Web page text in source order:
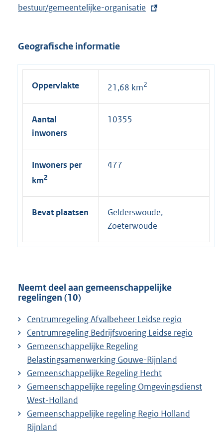
x
r
bestuur/gemeentelijke-organisatie
Geografische informatie
Oppervlakte 21,68 km2
Aantal
inwoners
10355
Inwoners per
km2
477
Bevat plaatsen
Gelderswoude,
Zoeterwoude
Neemt deel aan gemeenschappelijke
regelingen (10)
Centrumregeling Afvalbeheer Leidse regio
Centrumregeling Bedrijfsvoering Leidse regio
Gemeenschappelijke Regeling
Belastingsamenwerking Gouwe-Rijnland
Gemeenschappelijke Regeling Hecht
Gemeenschappelijke regeling Omgevingsdienst
West-Holland
Gemeenschappelijke regeling Regio Holland
Rijnland